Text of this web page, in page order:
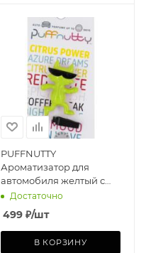
PUFFNUTTY
Ароматизатор для
автомобиля желтый с
ароматом CUTRUS
POWER | ЭНЕРГИЯ
ЦИТРУСОВ
Достаточно
499₽/шт
В КОРЗИНУ